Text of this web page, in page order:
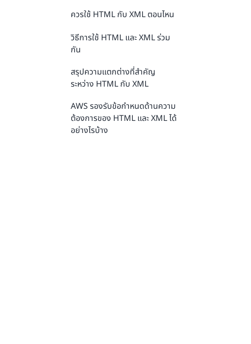
ควรใช้ HTML กับ XML ตอนไหน
วิธีการใช้ HTML และ XML ร่วม
กัน
สรุปความแตกต่างที่สำคัญ
ระหว่าง HTML กับ XML
AWS รองรับข้อกำหนดด้านความ
ต้องการของ HTML และ XML ได้
อย่างไรบ้าง